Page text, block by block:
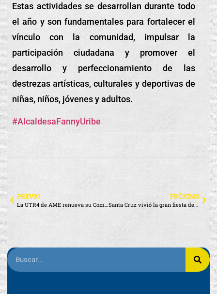
Estas actividades se desarrollan durante todo
el año y son fundamentales para fortalecer el
vínculo con la comunidad, impulsar la
participación ciudadana y promover el
desarrollo y perfeccionamiento de las
destrezas artísticas, culturales y deportivas de
niñas, niños, jóvenes y adultos.
#AlcaldesaFannyUribe
PREVIO PRÓXIMO
Santa Cruz vivió la gran fiesta deportiva del 10K “Mayor Javier Buitrón”